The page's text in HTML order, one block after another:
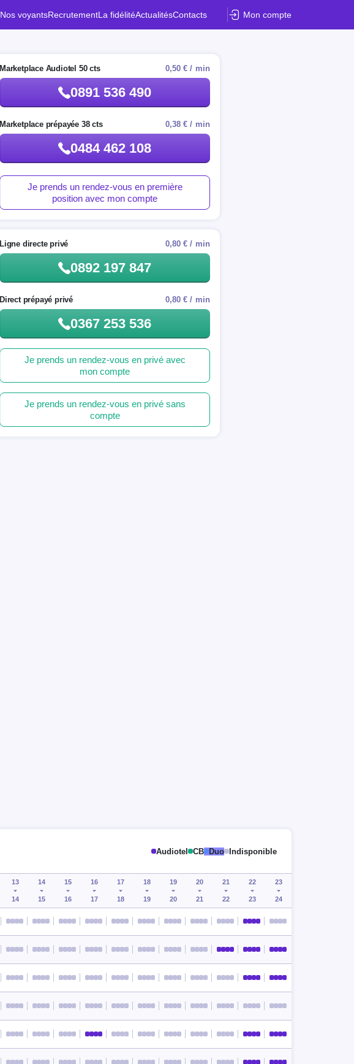
Mon compte
Nos voyantsRecrutementLa fidélitéActualitésContacts
Marketplace Audiotel 50 cts 0,50 € / min
0891 536 490
Marketplace prépayée 38 cts 0,38 € / min
0484 462 108
Je prends un rendez-vous en première
position avec mon compte
Ligne directe privé 0,80 € / min
0892 197 847
Direct prépayé privé 0,80 € / min
0367 253 536
Je prends un rendez-vous en privé avec
mon compte
Je prends un rendez-vous en privé sans
compte
Audiotel CB Duo Indisponible
13
14
14
15
15
16
16
17
17
18
18
19
19
20
20
21
21
22
22
23
23
24